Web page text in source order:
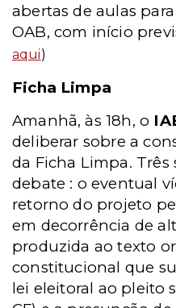
abertas de aulas
OAB, com início
aqui)
Ficha Limpa
Amanhã, às 18h, o
deliberar sobre a
da Ficha Limpa. Três
debate : o eventual
retorno do projeto
em decorrência de
produzida ao texto
constitucional que
lei eleitoral ao pleito